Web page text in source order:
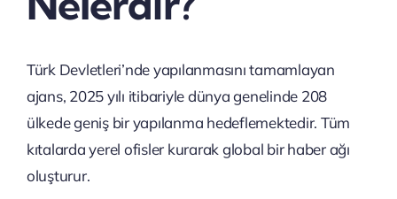
Türk Devletleri’nde yapılanmasını tamamlayan
ajans, 2025 yılı itibariyle dünya genelinde 208
ülkede geniş bir yapılanma hedeflemektedir. Tüm
kıtalarda yerel ofisler kurarak global bir haber ağı
oluşturur.